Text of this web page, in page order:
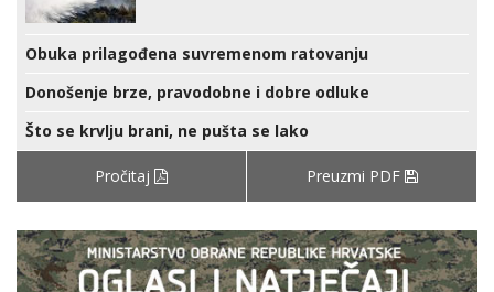
Obuka prilagođena suvremenom ratovanju
Donošenje brze, pravodobne i dobre odluke
Što se krvlju brani, ne pušta se lako
Pročitaj Preuzmi PDF